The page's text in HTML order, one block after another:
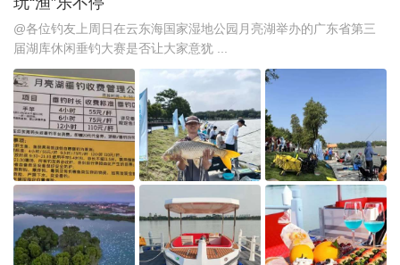
@各位钓友上周日在云东海国家湿地公园月亮湖举办的广东省第三
届湖库休闲垂钓大赛是否让大家意犹 ...